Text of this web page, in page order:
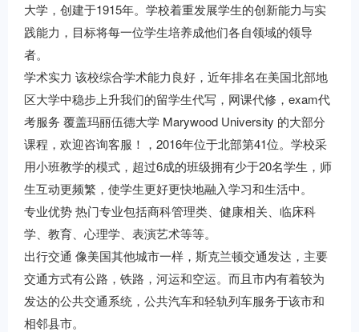
大学，创建于1915年。学校着重发展学生的创新能力与实
践能力，目标将每一位学生培养成他们各自领域的领导
者。
学术实力 该校综合学术能力良好，近年排名在美国北部地
区大学中稳步上升我们的留学生代写，网课代修，exam代
考服务 覆盖玛丽伍德大学 Marywood University 的大部分
课程，欢迎咨询客服！，2016年位于北部第41位。学校采
用小班教学的模式，超过6成的班级拥有少于20名学生，师
生互动更频繁，使学生更好更快地融入学习和生活中。
专业优势 热门专业包括商科管理类、健康相关、临床科
学、教育、心理学、表演艺术等等。
出行交通 像美国其他城市一样，斯克兰顿交通发达，主要
交通方式有公路，铁路，河运和空运。而且市内有着较为
发达的公共交通系统，公共汽车和轻轨列车服务于该市和
相邻县市。